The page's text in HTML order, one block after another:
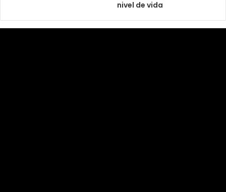
nivel de vida